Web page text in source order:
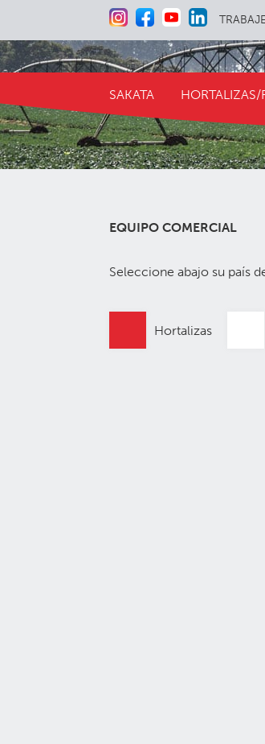
SAKATA HORTALIZAS/
EQUIPO COMERCIAL
Seleccione abajo su país
Hortalizas